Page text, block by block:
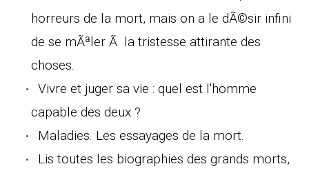
horreurs de la mort, mais on a le dÃ©sir infini
de se mÃªler Ã la tristesse attirante des
choses.
Vivre et juger sa vie : quel est l'homme
capable des deux ?
Maladies. Les essayages de la mort.
Lis toutes les biographies des grands morts,